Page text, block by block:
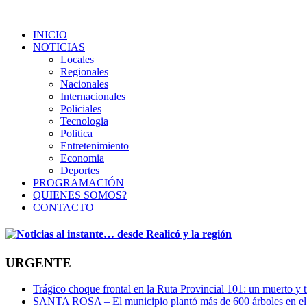
INICIO
NOTICIAS
Locales
Regionales
Nacionales
Internacionales
Policiales
Tecnologia
Politica
Entretenimiento
Economia
Deportes
PROGRAMACIÓN
QUIENES SOMOS?
CONTACTO
URGENTE
Trágico choque frontal en la Ruta Provincial 101: un muerto y
SANTA ROSA – El municipio plantó más de 600 árboles en